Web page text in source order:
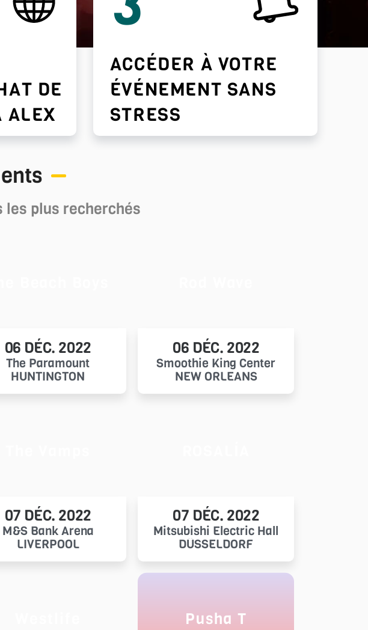
DE
ALEX
ACCÉDER À VOTRE
ÉVÉNEMENT SANS
STRESS
les plus recherchés
06 DÉC. 2022
The Paramount
HUNTINGTON
06 DÉC. 2022
Smoothie King Center
NEW ORLEANS
07 DÉC. 2022
M&S Bank Arena
LIVERPOOL
07 DÉC. 2022
Mitsubishi Electric Hall
DÜSSELDORF
Pusha T